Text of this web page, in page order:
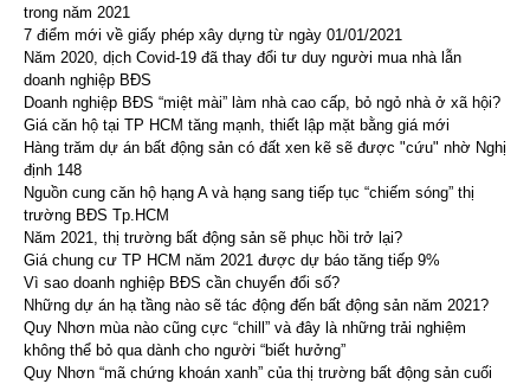
trong năm 2021
7 điểm mới về giấy phép xây dựng từ ngày 01/01/2021
Năm 2020, dịch Covid-19 đã thay đổi tư duy người mua nhà lẫn
doanh nghiệp BĐS
Doanh nghiệp BĐS “miệt mài” làm nhà cao cấp, bỏ ngỏ nhà ở xã hội?
Giá căn hộ tại TP HCM tăng mạnh, thiết lập mặt bằng giá mới
Hàng trăm dự án bất động sản có đất xen kẽ sẽ được "cứu" nhờ Nghị
định 148
Nguồn cung căn hộ hạng A và hạng sang tiếp tục “chiếm sóng” thị
trường BĐS Tp.HCM
Năm 2021, thị trường bất động sản sẽ phục hồi trở lại?
Giá chung cư TP HCM năm 2021 được dự báo tăng tiếp 9%
Vì sao doanh nghiệp BĐS cần chuyển đổi số?
Những dự án hạ tầng nào sẽ tác động đến bất động sản năm 2021?
Quy Nhơn mùa nào cũng cực “chill” và đây là những trải nghiệm
không thể bỏ qua dành cho người “biết hưởng”
Quy Nhơn “mã chứng khoán xanh” của thị trường bất động sản cuối